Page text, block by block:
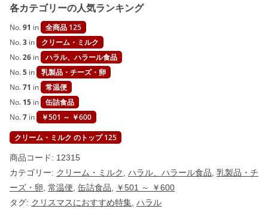
各カテゴリーの人気ランキング
No.91 in
全商品 125
No.3 in
クリーム・ミルク
No.26 in
ハラル、ハラール食品
No.5 in
乳製品・チーズ・卵
No.71 in
常温便
No. 15 in
缶詰食品
No.7 in
￥501 ～ ￥600
クリーム・ミルク のトップ 125
商品コード: 12315
カテゴリー: クリーム・ミルク ハラル、ハラール食品 乳製品・チ
ーズ・卵 常温便 缶詰食品
￥501 ～ ￥600
タグ: クリスマスにおすすめ特集 ハラル